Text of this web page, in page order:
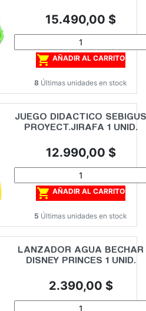
Precio
15.490,00 $
 AÑADIR AL CARRITO
8 Últimas unidades en stock
JUEGO DIDACTICO SEBIGUS
PROYECT.JIRAFA 1 UNID.
Precio
12.990,00 $
 AÑADIR AL CARRITO
5 Últimas unidades en stock
LANZADOR AGUA BECHAR
DISNEY PRINCES 1 UNID.
Precio
2.390,00 $